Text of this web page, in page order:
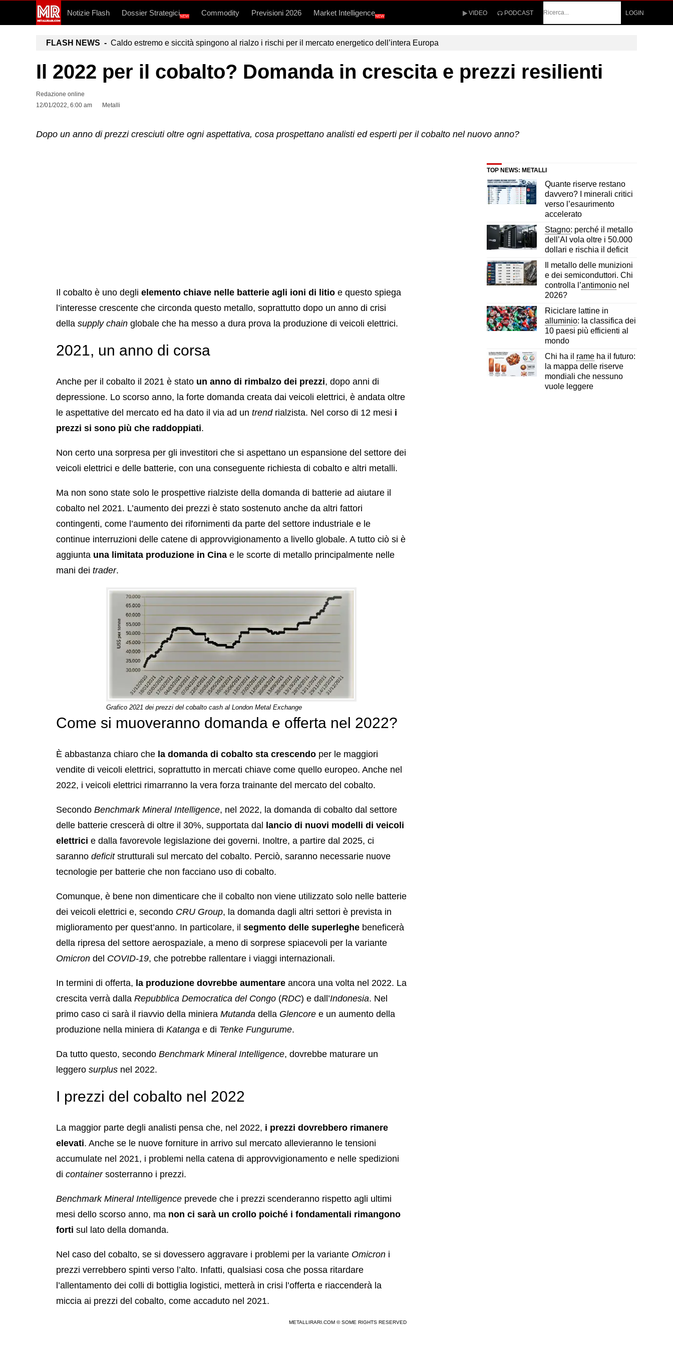
Notizie Flash Dossier StrategiciNEW Commodity Previsioni 2026 Market IntelligenceNEW VIDEO PODCAST
LOGIN
FLASH NEWS - Caldo estremo e siccità spingono al rialzo i rischi per il mercato energetico dell’intera Europa
Il 2022 per il cobalto? Domanda in crescita e prezzi resilienti
Redazione online
12/01/2022, 6:00 am
Metalli
Dopo un anno di prezzi cresciuti oltre ogni aspettativa, cosa prospettano analisti ed esperti per il cobalto nel nuovo anno?
Il cobalto è uno degli elemento chiave nelle batterie agli ioni di litio e questo spiega
l’interesse crescente che circonda questo metallo, soprattutto dopo un anno di crisi
della supply chain globale che ha messo a dura prova la produzione di veicoli elettrici.
2021, un anno di corsa
Anche per il cobalto il 2021 è stato un anno di rimbalzo dei prezzi, dopo anni di
depressione. Lo scorso anno, la forte domanda creata dai veicoli elettrici, è andata oltre
le aspettative del mercato ed ha dato il via ad un trendrialzista. Nel corso di 12 mesi i
prezzi si sono più che raddoppiati.
Non certo una sorpresa per gli investitori che si aspettano un espansione del settore dei
veicoli elettrici e delle batterie, con una conseguente richiesta di cobalto e altri metalli.
Ma non sono state solo le prospettive rialziste della domanda di batterie ad aiutare il
cobalto nel 2021. L’aumento dei prezzi è stato sostenuto anche da altri fattori
contingenti, come l’aumento dei rifornimenti da parte del settore industriale e le
continue interruzioni delle catene di approvvigionamento a livello globale. A tutto ciò si è
aggiunta una limitata produzione in Cina e le scorte di metallo principalmente nelle
mani dei trader.
Grafico 2021 dei prezzi del cobalto cash al London Metal Exchange
Come si muoveranno domanda e offerta nel 2022?
È abbastanza chiaro che la domanda di cobalto sta crescendo per le maggiori
vendite di veicoli elettrici, soprattutto in mercati chiave come quello europeo. Anche nel
2022, i veicoli elettrici rimarranno la vera forza trainante del mercato del cobalto.
Secondo Benchmark Mineral Intelligence, nel 2022, la domanda di cobalto dal settore
delle batterie crescerà di oltre il 30%, supportata dal lancio di nuovi modelli di veicoli
elettrici e dalla favorevole legislazione dei governi. Inoltre, a partire dal 2025, ci
saranno deficitstrutturali sul mercato del cobalto. Perciò, saranno necessarie nuove
tecnologie per batterie che non facciano uso di cobalto.
Comunque, è bene non dimenticare che il cobalto non viene utilizzato solo nelle batterie
dei veicoli elettrici e, secondo CRU Group, la domanda dagli altri settori è prevista in
miglioramento per quest’anno. In particolare, il segmento delle superleghe beneficerà
della ripresa del settore aerospaziale, a meno di sorprese spiacevoli per la variante
Omicron del COVID-19, che potrebbe rallentare i viaggi internazionali.
In termini di offerta, la produzione dovrebbe aumentare ancora una volta nel 2022. La
crescita verrà dalla Repubblica Democratica del Congo (RDC) e dall’Indonesia. Nel
primo caso ci sarà il riavvio della miniera Mutanda della Glencore e un aumento della
produzione nella miniera di Katanga e di Tenke Fungurume.
Da tutto questo, secondo Benchmark Mineral Intelligence, dovrebbe maturare un
leggero surplus nel 2022.
I prezzi del cobalto nel 2022
La maggior parte degli analisti pensa che, nel 2022, i prezzi dovrebbero rimanere
elevati. Anche se le nuove forniture in arrivo sul mercato allevieranno le tensioni
accumulate nel 2021, i problemi nella catena di approvvigionamento e nelle spedizioni
di containersosterranno i prezzi.
Benchmark Mineral Intelligence prevede che i prezzi scenderanno rispetto agli ultimi
mesi dello scorso anno, ma non ci sarà un crollo poiché i fondamentali rimangono
forti sul lato della domanda.
Nel caso del cobalto, se si dovessero aggravare i problemi per la variante Omicron i
prezzi verrebbero spinti verso l’alto. Infatti, qualsiasi cosa che possa ritardare
l’allentamento dei colli di bottiglia logistici, metterà in crisi l’offerta e riaccenderà la
miccia ai prezzi del cobalto, come accaduto nel 2021.
METALLIRARI.COM © SOME RIGHTS RESERVED
TOP NEWS: METALLI
Quante riserve restano
davvero? I minerali critici
verso l’esaurimento
accelerato
Stagno: perché il metallo
dell’AI vola oltre i 50.000
dollari e rischia il deficit
Il metallo delle munizioni
e dei semiconduttori. Chi
controlla l’antimonio nel
2026?
Riciclare lattine in
alluminio: la classifica dei
10 paesi più efficienti al
mondo
Chi ha il rame ha il futuro:
la mappa delle riserve
mondiali che nessuno
vuole leggere